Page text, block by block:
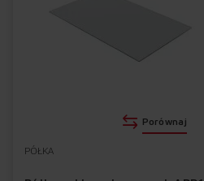
PÓŁKA
Porównaj